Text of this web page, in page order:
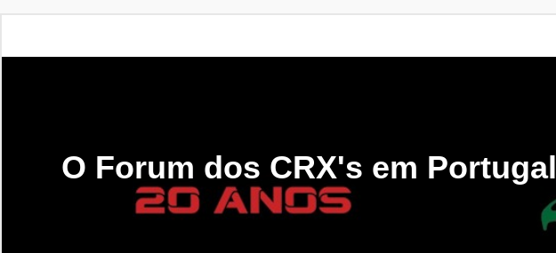
O Forum dos CRX's em Portugal